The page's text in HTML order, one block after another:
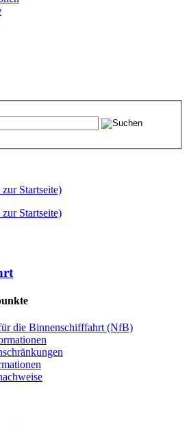
die Binnenschifffahrt (NfB)